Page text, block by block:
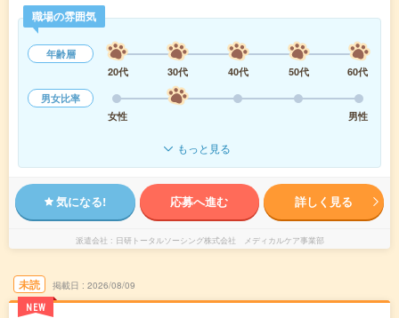
職場の雰囲気
年齢層
20代
30代 40代 50代
60代
男女比率
女性
男性
もっと見る
気になる! 応募へ進む 詳しく見る
派遣会社 日研トータルソーシング株式会社 メディカルケア事業部
未読
NEW
掲載日 2026/08/09